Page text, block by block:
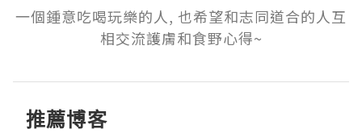
一個鍾意吃喝玩樂的人, 也希望和志同道合的人互
相交流護膚和食野心得~
推薦博客